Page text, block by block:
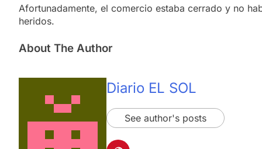
Afortunadamente, el comercio estaba cerrado y no
heridos.
About The Author
Diario EL SOL
See author's posts